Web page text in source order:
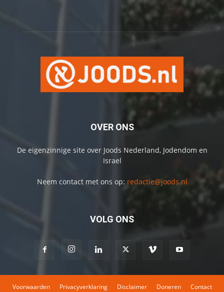
OVER ONS
De eigenzinnige site over Joods Nederland, Jodendom en
Israel
Neem contact met ons op: redactie@joods.nl
VOLG ONS
Voorwaarden Privacyverklaring Disclaimer Doneren Contact